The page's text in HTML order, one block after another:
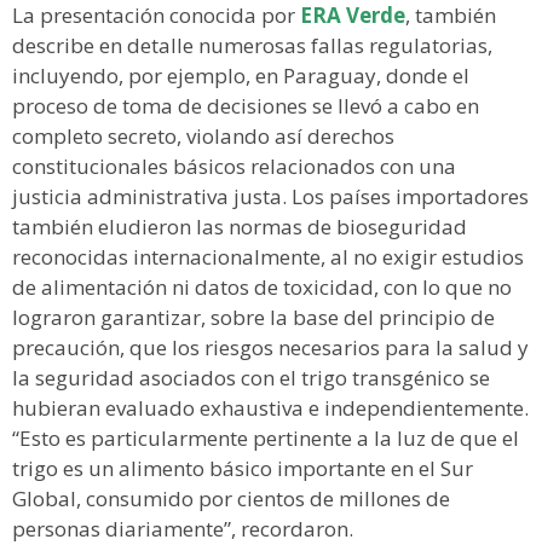
La presentación conocida por ERA Verde, también
describe en detalle numerosas fallas regulatorias,
incluyendo, por ejemplo, en Paraguay, donde el
proceso de toma de decisiones se llevó a cabo en
completo secreto, violando así derechos
constitucionales básicos relacionados con una
justicia administrativa justa. Los países importadores
también eludieron las normas de bioseguridad
reconocidas internacionalmente, al no exigir estudios
de alimentación ni datos de toxicidad, con lo que no
lograron garantizar, sobre la base del principio de
precaución, que los riesgos necesarios para la salud y
la seguridad asociados con el trigo transgénico se
hubieran evaluado exhaustiva e independientemente.
“Esto es particularmente pertinente a la luz de que el
trigo es un alimento básico importante en el Sur
Global, consumido por cientos de millones de
personas diariamente”, recordaron.